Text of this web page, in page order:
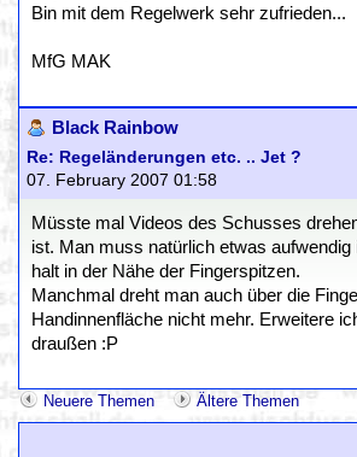
Bin mit dem Regelwerk sehr zufrieden...
MfG MAK
Black Rainbow
Re: Regeländerungen etc. .. Jet ?
07. February 2007 01:58
Müsste mal Videos des Schusses
ist. Man muss natürlich etwas
halt in der Nähe der Fingerspitzen.
Manchmal dreht man auch über die
Handinnenfläche nicht mehr. Erweitere
draußen :P
Neuere Themen Ältere Themen